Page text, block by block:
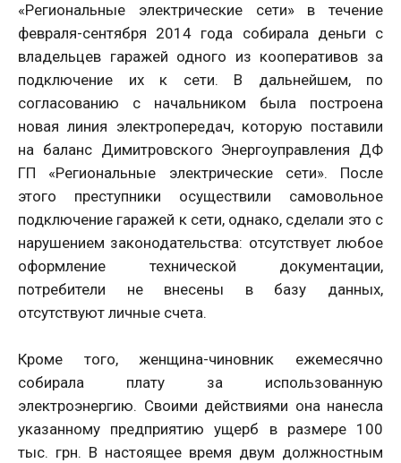
«Региональные электрические сети» в течение
февраля-сентября 2014 года собирала деньги с
владельцев гаражей одного из кооперативов за
подключение их к сети. В дальнейшем, по
согласованию с начальником была построена
новая линия электропередач, которую поставили
на баланс Димитровского Энергоуправления ДФ
ГП «Региональные электрические сети». После
этого преступники осуществили самовольное
подключение гаражей к сети, однако, сделали это с
нарушением законодательства: отсутствует любое
оформление технической документации,
потребители не внесены в базу данных,
отсутствуют личные счета.
Кроме того, женщина-чиновник ежемесячно
собирала плату за использованную
электроэнергию. Своими действиями она нанесла
указанному предприятию ущерб в размере 100
тыс. грн. В настоящее время двум должностным